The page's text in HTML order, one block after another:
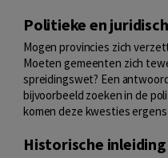
Politieke en
Mogen provincies zich
Moeten gemeenten zich
spreidingswet? Een
bijvoorbeeld zoeken in de
komen deze kwesties ergens
Historische